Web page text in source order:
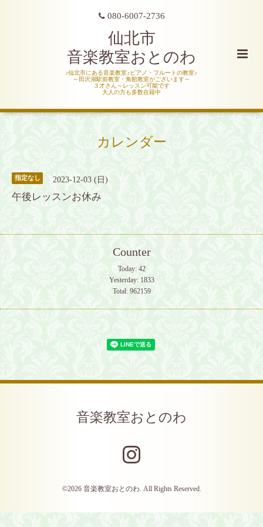
080-6007-2736
仙北市
音楽教室おとのわ
♪仙北市にある音楽教室♪ピアノ・フルートの教室♪
～田沢湖駅前教室・角館教室がございます～
３才さん～レッスン可能です
大人の方も多数在籍中
カレンダー
指定なし 2023-12-03 (日)
午後レッスンお休み
Counter
Today: 42
Yesterday: 1833
Total: 962159
音楽教室おとのわ
©2026 音楽教室おとのわ. All Rights Reserved.